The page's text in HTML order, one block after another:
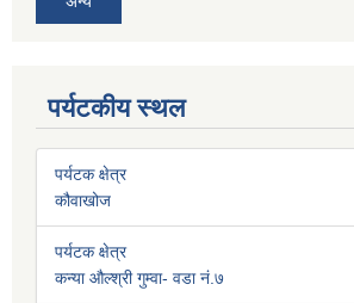
पर्यटकीय स्थल
पर्यटक क्षेत्र
कौवाखोज
पर्यटक क्षेत्र
कन्या औल्श्री गुम्वा- वडा नं.७